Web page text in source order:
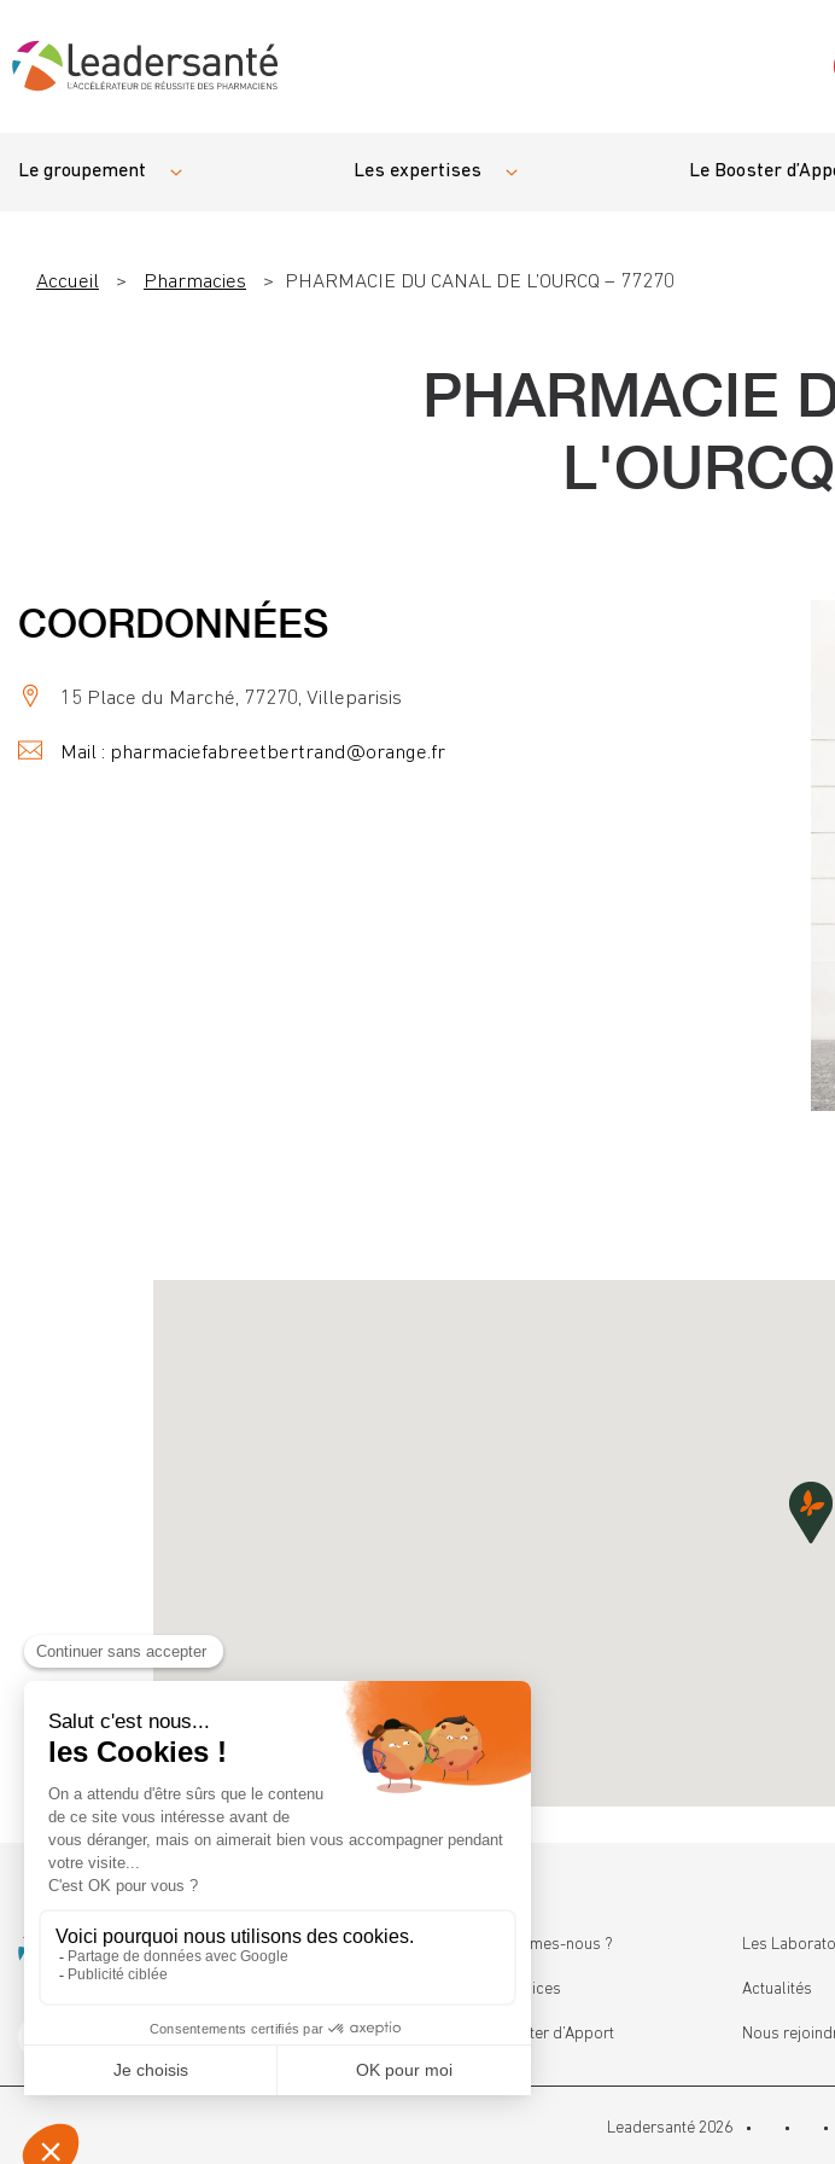
Le groupement Les expertises Le Booster
Accueil > Pharmacies > PHARMACIE DU CANAL DE L’OURCQ – 77270
PHARMACIE
COORDONNÉES
15 Place du Marché, 77270, Villeparisis
Mail : pharmaciefabreetbertrand@orange.fr
Qui sommes-nous ?
Les services
Le Booster d’Apport
Les
Actualités
Nous
Leadersanté 2026